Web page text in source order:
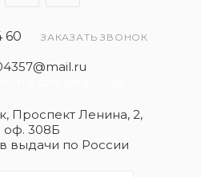
60 ЗАКАЗАТЬ ЗВОНОК
Проспект Ленина, 2,
оф. 308Б
выдачи по России